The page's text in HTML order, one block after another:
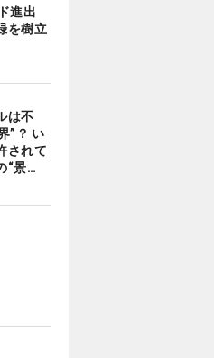
進出
を樹立
は不
”？ い
されて
“景